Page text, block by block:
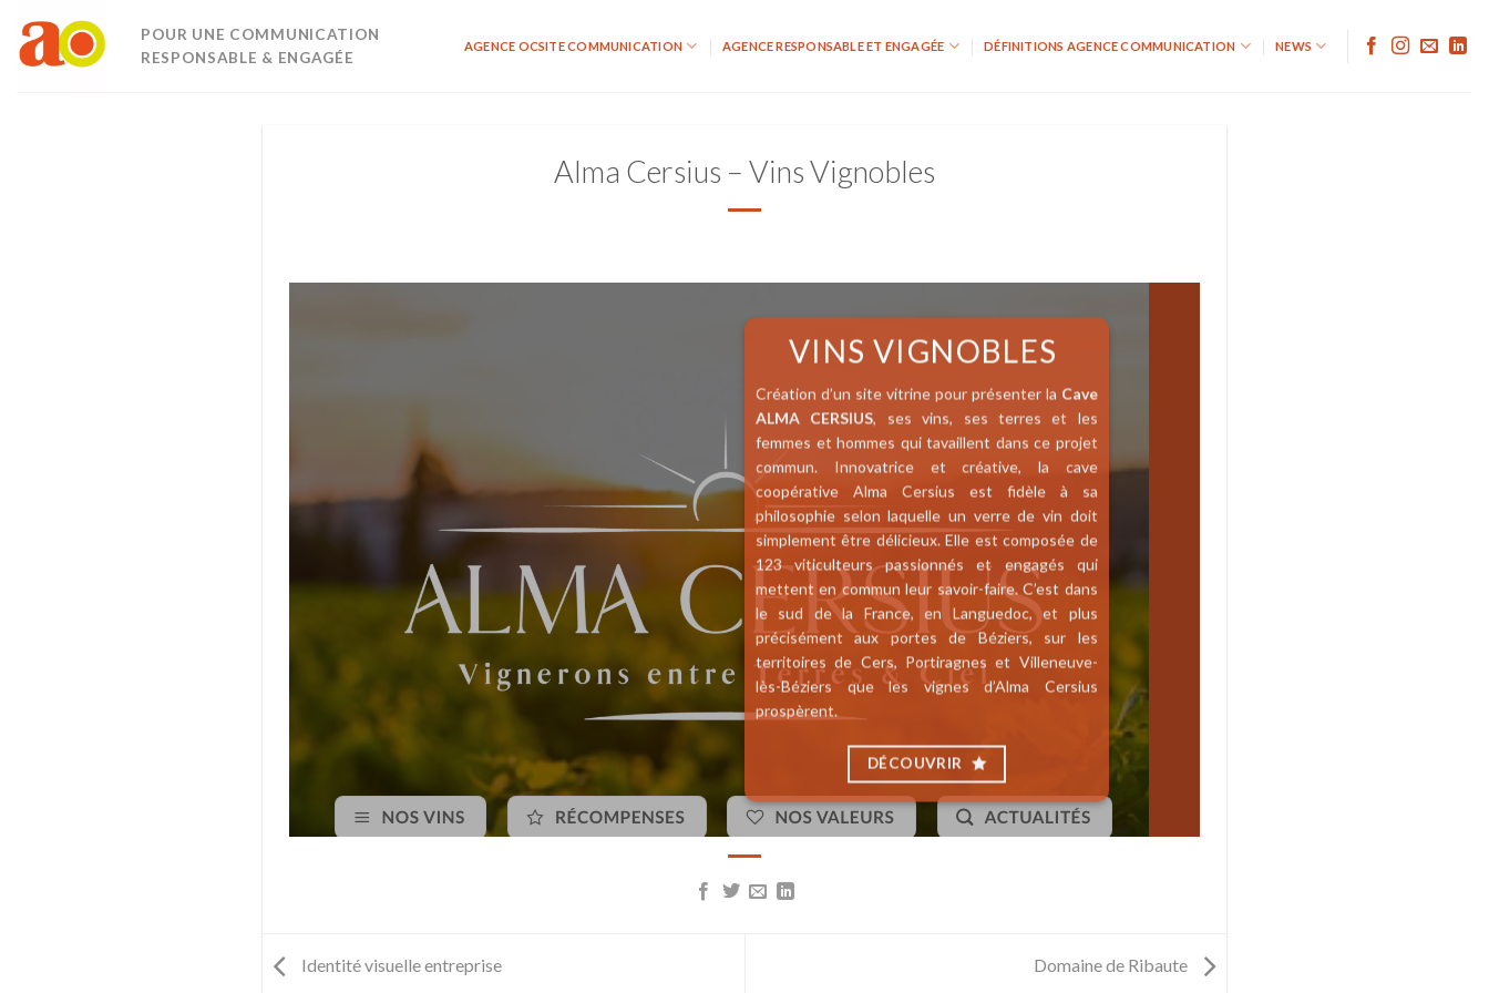
contenu
POUR UNE COMMUNICATION
RESPONSABLE & ENGAGÉE
AGENCE OCSITE COMMUNICATION AGENCE RESPONSABLE ET ENGAGÉE DÉFINITIONS AGENCE COMMUNICATION NEWS
Alma Cersius – Vins Vignobles
VINS VIGNOBLES
Création d’un site vitrine pour présenter la Cave
ALMA CERSIUS, ses vins, ses terres et les
femmes et hommes qui tavaillent dans ce projet
commun. Innovatrice et créative, la cave
coopérative Alma Cersius est fidèle à sa
philosophie selon laquelle un verre de vin doit
simplement être délicieux. Elle est composée de
123 viticulteurs passionnés et engagés qui
mettent en commun leur savoir-faire. C’est dans
le sud de la France, en Languedoc, et plus
précisément aux portes de Béziers, sur les
territoires de Cers, Portiragnes et Villeneuve-
lès-Béziers que les vignes d’Alma Cersius
prospèrent.
DÉCOUVRIR
Identité visuelle entreprise Domaine de Ribaute